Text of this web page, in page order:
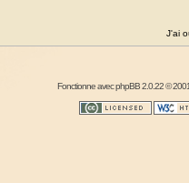
J'ai
Fonctionne avecphpBB2.0.22 ©